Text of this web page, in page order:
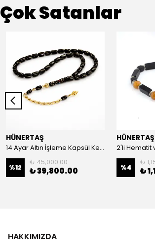
Çok Satanlar
HÜNERTAŞ
14 Ayar Altın İşleme Kapsül Kesim Oltu Taşı Tespih
%12
₺ 45,000.00
₺ 39,800.00
HÜNERTAŞ
%4
₺
₺
HAKKIMIZDA